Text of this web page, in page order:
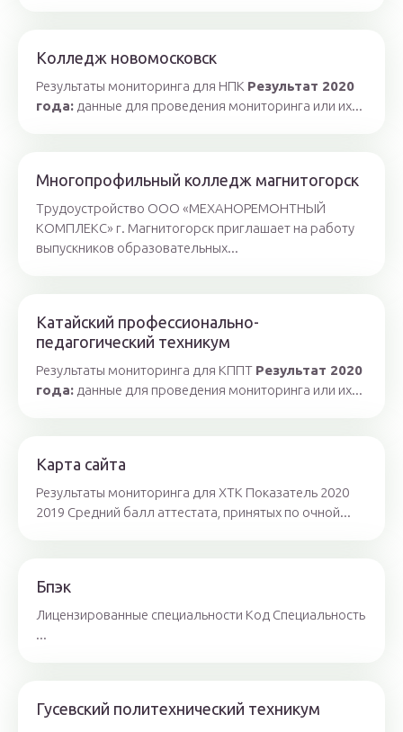
Колледж новомосковск
Результаты мониторинга для НПК Результат 2020
года: данные для проведения мониторинга или их...
Многопрофильный колледж магнитогорск
Трудоустройство ООО «МЕХАНОРЕМОНТНЫЙ
КОМПЛЕКС» г. Магнитогорск приглашает на работу
выпускников образовательных...
Катайский профессионально-
педагогический техникум
Результаты мониторинга для КППТ Результат 2020
года: данные для проведения мониторинга или их...
Карта сайта
Результаты мониторинга для ХТК Показатель 2020
2019 Средний балл аттестата, принятых по очной...
Бпэк
Лицензированные специальности Код Специальность
...
Гусевский политехнический техникум